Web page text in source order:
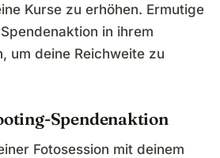
Kurse zu erhöhen. Ermutige
in ihrem
um deine Reichweite zu
Spendenaktion
Fotosession mit deinem